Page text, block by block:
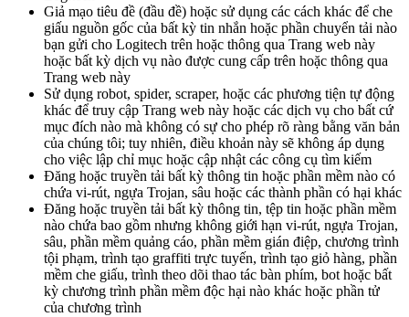
Giả mạo tiêu đề (đầu đề) hoặc sử dụng các cách khác để che
giấu nguồn gốc của bất kỳ tin nhắn hoặc phần chuyển tải nào
bạn gửi cho Logitech trên hoặc thông qua Trang web này
hoặc bất kỳ dịch vụ nào được cung cấp trên hoặc thông qua
Trang web này
Sử dụng robot, spider, scraper, hoặc các phương tiện tự động
khác để truy cập Trang web này hoặc các dịch vụ cho bất cứ
mục đích nào mà không có sự cho phép rõ ràng bằng văn bản
của chúng tôi; tuy nhiên, điều khoản này sẽ không áp dụng
cho việc lập chỉ mục hoặc cập nhật các công cụ tìm kiếm
Đăng hoặc truyền tải bất kỳ thông tin hoặc phần mềm nào có
chứa vi-rút, ngựa Trojan, sâu hoặc các thành phần có hại khác
Đăng hoặc truyền tải bất kỳ thông tin, tệp tin hoặc phần mềm
nào chứa bao gồm nhưng không giới hạn vi-rút, ngựa Trojan,
sâu, phần mềm quảng cáo, phần mềm gián điệp, chương trình
tội phạm, trình tạo graffiti trực tuyến, trình tạo giỏ hàng, phần
mềm che giấu, trình theo dõi thao tác bàn phím, bot hoặc bất
kỳ chương trình phần mềm độc hại nào khác hoặc phần tử
của chương trình